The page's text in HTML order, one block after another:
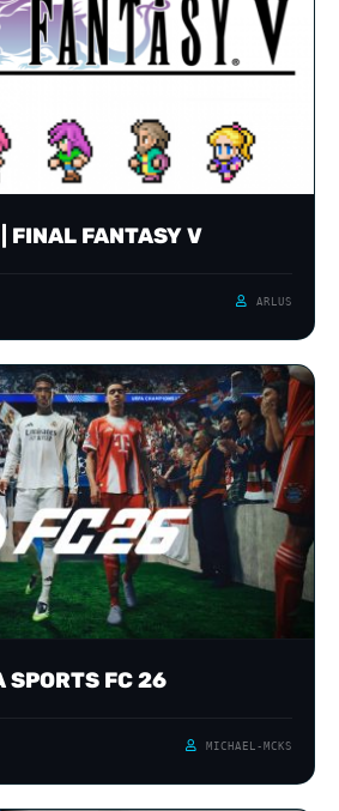
FINAL FANTASY V
ARLUS
SPORTS FC 26
MICHAEL-MCKS